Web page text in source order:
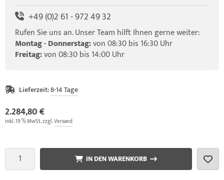
+49 (0)2 61 - 972 49 32
Rufen Sie uns an. Unser Team hilft Ihnen gerne weiter:
Montag - Donnerstag:von 08:30 bis 16:30 Uhr
Freitag:von 08:30 bis 14:00 Uhr
Lieferzeit:8-14 Tage
2.284,80 €
inkl. 19 % MwSt. zzgl.Versand
IN DEN WARENKORB